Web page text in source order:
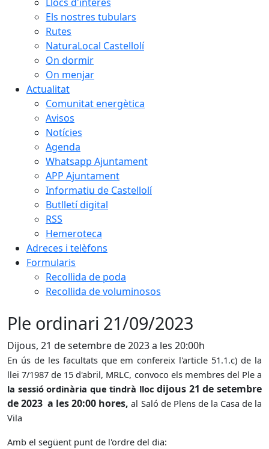
Els nostres tubulars
Rutes
NaturaLocal Castellolí
On dormir
On menjar
Actualitat
Comunitat energètica
Avisos
Notícies
Agenda
Whatsapp Ajuntament
APP Ajuntament
Informatiu de Castellolí
Butlletí digital
RSS
Hemeroteca
Adreces i telèfons
Formularis
Recollida de poda
Recollida de voluminosos
Ple ordinari 21/09/2023
Dijous, 21 de setembre de 2023 a les 20:00h
En ús de les facultats que em confereix l'article 51.1.c) de la
llei 7/1987 de 15 d'abril, MRLC, convoco els membres del Ple a
la sessió ordinària que tindrà llocdijous 21 de setembre
de 2023 a les 20:00 hores, al Saló de Plens de la Casa de la
Vila
Amb el següent punt de l'ordre del dia: